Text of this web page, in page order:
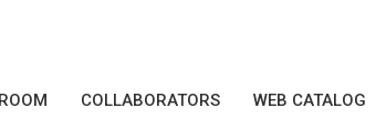
COLLABORATORS WEB CATALOG